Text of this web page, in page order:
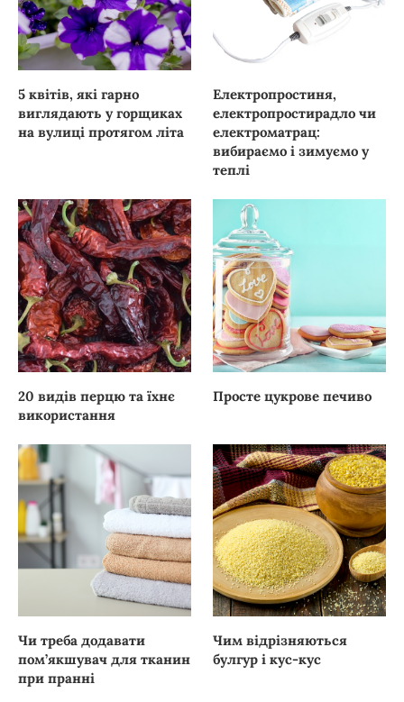
5 квітів, які гарно
виглядають у горщиках
на вулиці протягом літа
Електропростиня,
електропростирадло чи
електроматрац:
вибираємо і зимуємо у
теплі
20 видів перцю та їхнє
використання
Просте цукрове печиво
Чи треба додавати
пом’якшувач для тканин
при пранні
Чим відрізняються
булгур і кус-кус